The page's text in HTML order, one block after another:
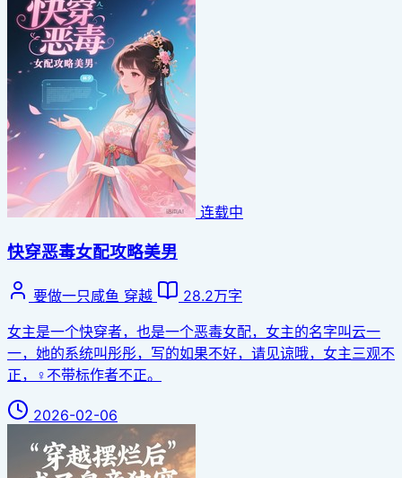
连载中
快穿恶毒女配攻略美男
要做一只咸鱼 穿越
28.2万字
女主是一个快穿者，也是一个恶毒女配，女主的名字叫云一
一，她的系统叫彤彤，写的如果不好，请见谅哦，女主三观不
正，‍♀️不带标作者不正。
2026-02-06